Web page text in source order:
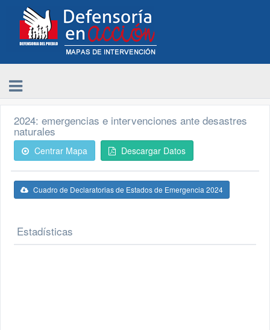
2024: emergencias e intervenciones ante desastres
naturales
Centrar Mapa Descargar Datos
Cuadro de Declaratorias de Estados de Emergencia 2024
Estadísticas